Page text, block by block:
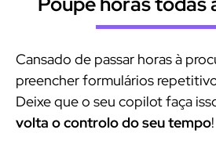
Cansado de passar horas à
preencher formulários
Deixe que o seu copilot faça
volta o controlo do seu tempo!